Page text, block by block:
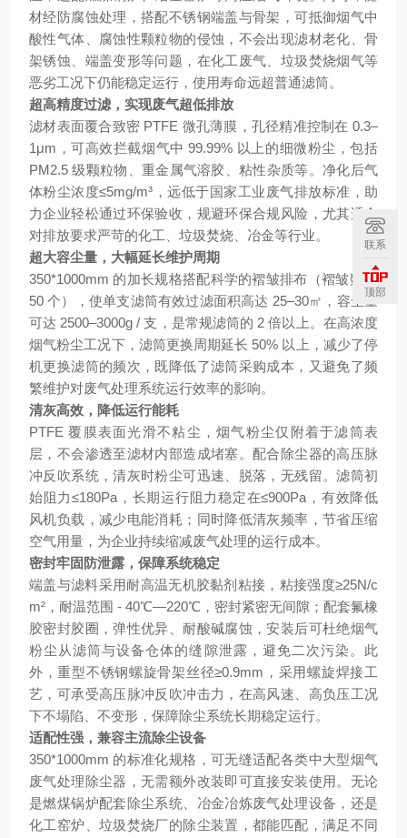
材经防腐蚀处理，搭配不锈钢端盖与骨架，可抵御烟气中
酸性气体、腐蚀性颗粒物的侵蚀，不会出现滤材老化、骨
架锈蚀、端盖变形等问题，在化工废气、垃圾焚烧烟气等
恶劣工况下仍能稳定运行，使用寿命远超普通滤筒。
超高精度过滤，实现废气超低排放
滤材表面覆合致密 PTFE 微孔薄膜，孔径精准控制在 0.3–
1μm，可高效拦截烟气中 99.99% 以上的细微粉尘，包括
PM2.5 级颗粒物、重金属气溶胶、粘性杂质等。净化后气
体粉尘浓度≤5mg/m³，远低于国家工业废气排放标准，助
力企业轻松通过环保验收，规避环保合规风险，尤其适合
对排放要求严苛的化工、垃圾焚烧、冶金等行业。
超大容尘量，大幅延长维护周期
350*1000mm 的加长规格搭配科学的褶皱排布（褶皱数≥1
50 个），使单支滤筒有效过滤面积高达 25–30㎡，容尘量
可达 2500–3000g / 支，是常规滤筒的 2 倍以上。在高浓度
烟气粉尘工况下，滤筒更换周期延长 50% 以上，减少了停
机更换滤筒的频次，既降低了滤筒采购成本，又避免了频
繁维护对废气处理系统运行效率的影响。
清灰高效，降低运行能耗
PTFE 覆膜表面光滑不粘尘，烟气粉尘仅附着于滤筒表
层，不会渗透至滤材内部造成堵塞。配合除尘器的高压脉
冲反吹系统，清灰时粉尘可迅速、脱落，无残留。滤筒初
始阻力≤180Pa，长期运行阻力稳定在≤900Pa，有效降低
风机负载，减少电能消耗；同时降低清灰频率，节省压缩
空气用量，为企业持续缩减废气处理的运行成本。
密封牢固防泄露，保障系统稳定
端盖与滤料采用耐高温无机胶黏剂粘接，粘接强度≥25N/c
m²，耐温范围 - 40℃—220℃，密封紧密无间隙；配套氟橡
胶密封胶圈，弹性优异、耐酸碱腐蚀，安装后可杜绝烟气
粉尘从滤筒与设备仓体的缝隙泄露，避免二次污染。此
外，重型不锈钢螺旋骨架丝径≥0.9mm，采用螺旋焊接工
艺，可承受高压脉冲反吹冲击力，在高风速、高负压工况
下不塌陷、不变形，保障除尘系统长期稳定运行。
适配性强，兼容主流除尘设备
350*1000mm 的标准化规格，可无缝适配各类中大型烟气
废气处理除尘器，无需额外改装即可直接安装使用。无论
是燃煤锅炉配套除尘系统、冶金冶炼废气处理设备，还是
化工窑炉、垃圾焚烧厂的除尘装置，都能匹配，满足不同
联系
顶部